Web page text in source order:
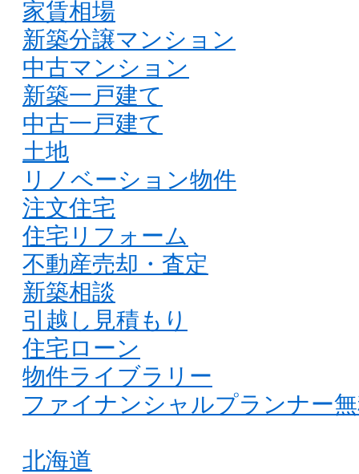
家賃相場
新築分譲マンション
中古マンション
新築一戸建て
中古一戸建て
土地
リノベーション物件
注文住宅
住宅リフォーム
不動産売却・査定
新築相談
引越し見積もり
住宅ローン
物件ライブラリー
ファイナンシャルプランナー
北海道